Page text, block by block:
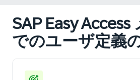
SAP Easy Access
でのユーザ定義